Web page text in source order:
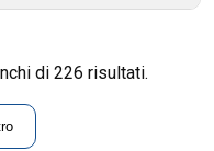
di 226 risultati.